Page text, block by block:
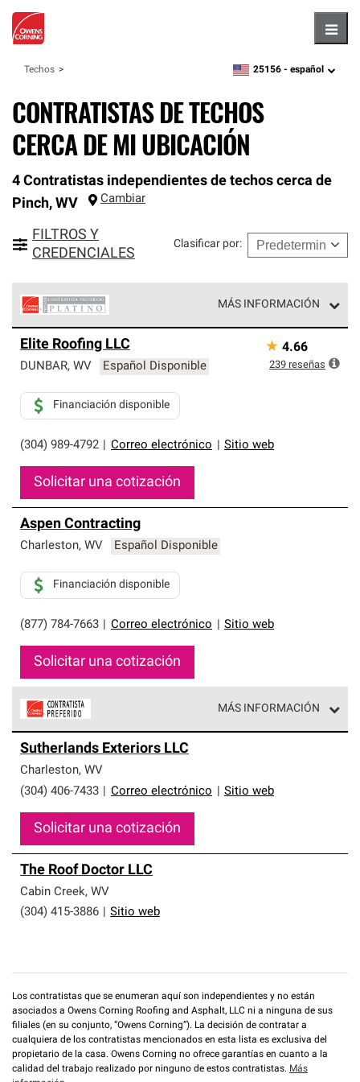
Techos zipcode,language
25156 - español
CONTRATISTAS DE TECHOS
CERCA DE MI UBICACIÓN
4 Contratistas independientes de techos cerca de
Pinch, WV Cambiar
FILTROS Y
CREDENCIALES
Clasificar por:
MÁS INFORMACIÓN
Corning constituyen el nivel superior de nuestra red
exclusiva y cumplen con estándares estrictos de
Solo ellos pueden ofrecer nuestra mejor garantía de
sistemas de techos.
Elite Roofing LLC
DUNBAR, WV Español Disponible
(304) 989-4792 Correo electrónico Sitio web
Financiación disponible
Solicitar una cotización
★ 4.66
239 reseñas
Aspen Contracting
Charleston, WV Español Disponible
(877) 784-7663 Correo electrónico Sitio web
Financiación disponible
Solicitar una cotización
MÁS INFORMACIÓN
parte de una red exclusiva de profesionales de techos
que cumplen con altos estándares y requisitos estrictos
de profesionalismo y confiabilidad.
Sutherlands Exteriors LLC
Charleston, WV
(304) 406-7433
Correo electrónico Sitio web
Solicitar una cotización
The Roof Doctor LLC
Cabin Creek, WV
(304) 415-3886
Sitio web
Los contratistas que se enumeran aquí son independientes y no están
asociados a Owens Corning Roofing and Asphalt, LLC ni a ninguna de sus
filiales (en su conjunto, “Owens Corning”). La decisión de contratar a
cualquiera de los contratistas mencionados en esta lista es exclusiva del
propietario de la casa. Owens Corning no ofrece garantías en cuanto a la
calidad del trabajo realizado por ninguno de estos contratistas. Más